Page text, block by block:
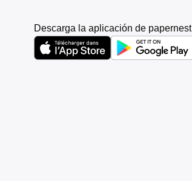
Descarga la aplicación de papernest